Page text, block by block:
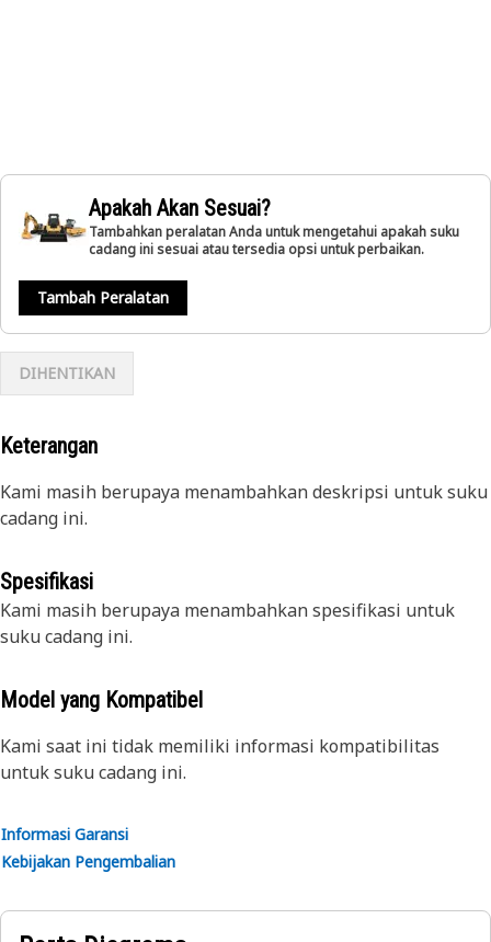
Apakah Akan Sesuai?
Tambahkan peralatan Anda untuk mengetahui apakah suku
cadang ini sesuai atau tersedia opsi untuk perbaikan.
Tambah Peralatan
DIHENTIKAN
Keterangan
Kami masih berupaya menambahkan deskripsi untuk suku
cadang ini.
Spesifikasi
Kami masih berupaya menambahkan spesifikasi untuk
suku cadang ini.
Model yang Kompatibel
Kami saat ini tidak memiliki informasi kompatibilitas
untuk suku cadang ini.
Informasi Garansi
Kebijakan Pengembalian